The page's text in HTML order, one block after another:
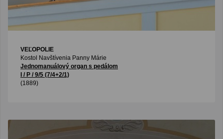
VEĽOPOLIE
Kostol Navštívenia Panny Márie
Jednomanuálový organ s pedálom
I / P / 9/5 (7/4+2/1)
(1889)